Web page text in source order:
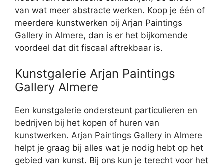
van wat meer abstracte werken. Koop je één of
meerdere kunstwerken bij Arjan Paintings
Gallery in Almere, dan is er het bijkomende
voordeel dat dit fiscaal aftrekbaar is.
Kunstgalerie Arjan Paintings
Gallery Almere
Een kunstgalerie ondersteunt particulieren en
bedrijven bij het kopen of huren van
kunstwerken. Arjan Paintings Gallery in Almere
helpt je graag bij alles wat je nodig hebt op het
gebied van kunst. Bij ons kun je terecht voor het